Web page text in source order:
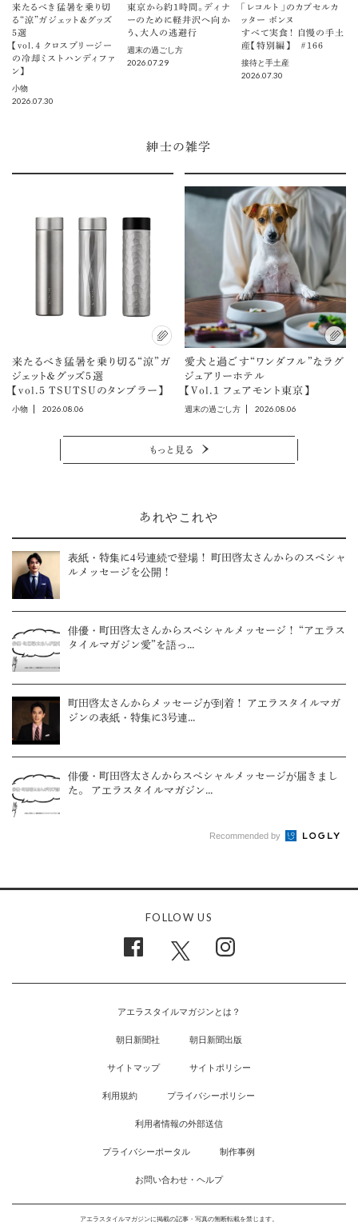
来たるべき猛暑を乗り切
る“涼”ガジェット＆グッズ
5選
【vol.４ クロスブリージー
の冷却ミストハンディファ
ン】
小物
2026.07.30
東京から約1時間。ディナ
ーのために軽井沢へ向か
う、大人の逃避行
週末の過ごし方
2026.07.29
「レコルト」のカプセルカ
ッター ボンヌ
すべて実食！ 自慢の手土
産【特別編】 ＃166
接待と手土産
2026.07.30
紳士の雑学
来たるべき猛暑を乗り切る“涼”ガ
ジェット＆グッズ5選
【vol.5 TSUTSUのタンブラー】
小物 2026.08.06
愛犬と過ごす“ワンダフル”なラグ
ジュアリーホテル
【Vol.1 フェアモント東京】
週末の過ごし方 2026.08.06
もっと見る
あれやこれや
表紙・特集に4号連続で登場！ 町田啓太さんからのスペシャ
ルメッセージを公開！
俳優・町田啓太さんからスペシャルメッセージ！ “アエラス
タイルマガジン愛”を語っ...
町田啓太さんからメッセージが到着！ アエラスタイルマガ
ジンの表紙・特集に3号連...
俳優・町田啓太さんからスペシャルメッセージが届きまし
た。 アエラスタイルマガジン...
Recommended by
FOLLOW US
アエラスタイルマガジンとは？
朝日新聞社 朝日新聞出版
サイトマップ サイトポリシー
利用規約 プライバシーポリシー
利用者情報の外部送信
プライバシーポータル 制作事例
お問い合わせ・ヘルプ
アエラスタイルマガジンに掲載の記事・写真の無断転載を禁じます。